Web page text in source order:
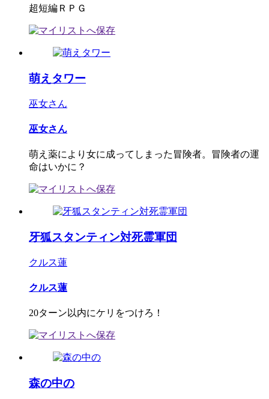
超短編ＲＰＧ
萌えタワー
巫女さん
巫女さん
萌え薬により女に成ってしまった冒険者。冒険者の運
命はいかに？
牙狐スタンティン対死霊軍団
クルス蓮
クルス蓮
20ターン以内にケリをつけろ！
森の中の